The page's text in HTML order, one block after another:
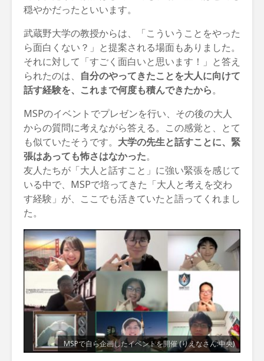
穏やかだったといいます。
武蔵野大学の教授からは、「こういうことをやった
ら面白くない？」と提案される場面もありました。
それに対して「すごく面白いと思います！」と答え
られたのは、 自分のやってきたことを大人に向けて
話す経験を、これまで何度も積んできたから。
MSPのイベントでプレゼンを行い、その後の大人
からの質問に考えながら答える。この感覚と、とて
も似ていたそうです。 大学の先生と話すことに、緊
張はあっても怖さはなかった。
友人たちが「大人と話すこと」に強い緊張を感じて
いる中で、MSPで培ってきた「大人と考えを交わ
す経験」が、ここでも活きていたと語ってくれまし
た。
MSPで自ら企画したイベントを開催 (りえなさん:中央)